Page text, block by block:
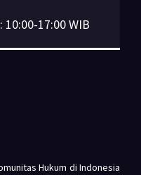
10:00-17:00 WIB
Hukum di Indonesia